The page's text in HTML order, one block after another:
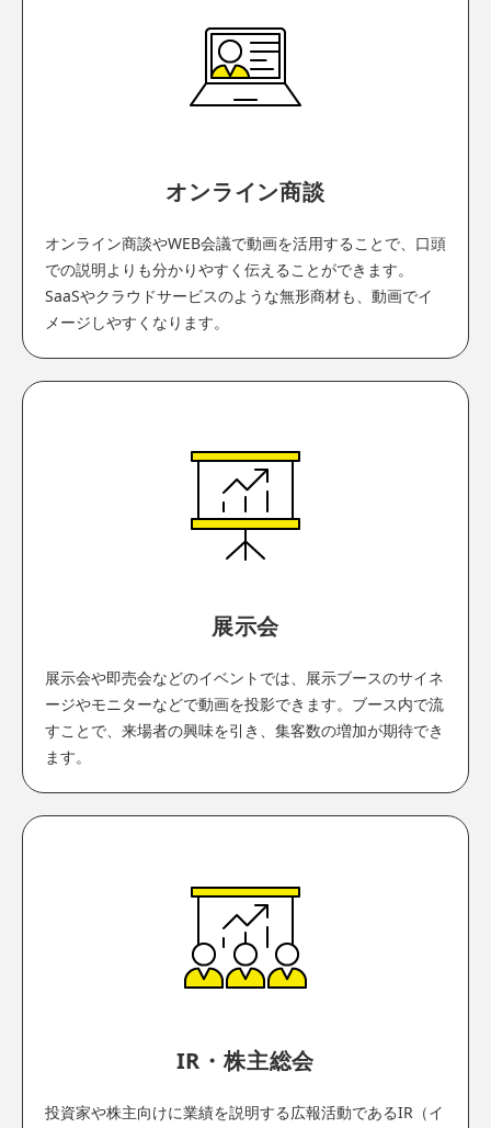
オンライン商談
オンライン商談やWEB会議で動画を活用することで、口頭
での説明よりも分かりやすく伝えることができます。
SaaSやクラウドサービスのような無形商材も、動画でイ
メージしやすくなります。
展示会
展示会や即売会などのイベントでは、展示ブースのサイネ
ージやモニターなどで動画を投影できます。ブース内で流
すことで、来場者の興味を引き、集客数の増加が期待でき
ます。
IR・株主総会
投資家や株主向けに業績を説明する広報活動であるIR（イ